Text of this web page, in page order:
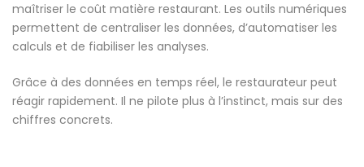
maîtriser le coût matière restaurant. Les outils numériques
permettent de centraliser les données, d’automatiser les
calculs et de fiabiliser les analyses.
Grâce à des données en temps réel, le restaurateur peut
réagir rapidement. Il ne pilote plus à l’instinct, mais sur des
chiffres concrets.